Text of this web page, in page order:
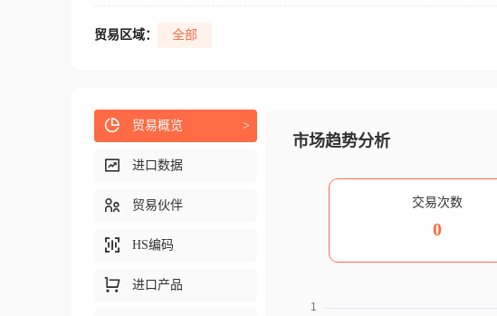
贸易区域： 全部
市场趋势分析
交易次数
0
贸易概览 >
进口数据
贸易伙伴
HS编码
进口产品